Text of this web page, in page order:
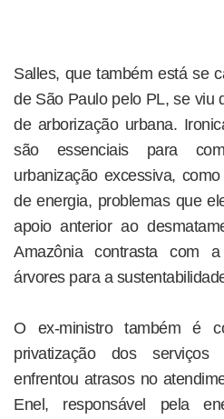
Salles, que também está se
de São Paulo pelo PL, se viu
de arborização urbana.
são essenciais para
urbanização excessiva,
de energia, problemas que
apoio anterior ao
Amazônia contrasta com
árvores para a
O ex-ministro também é
privatização dos
enfrentou atrasos no
Enel, responsável pela